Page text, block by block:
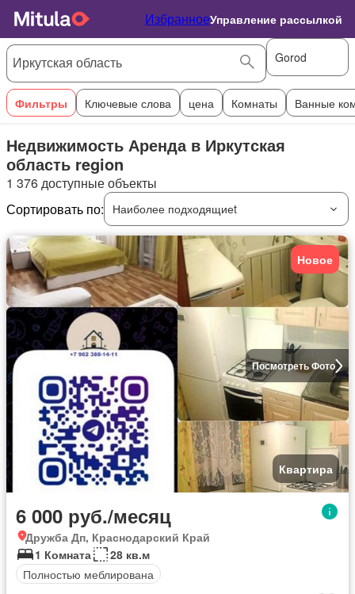
ИзбранноеУправление рассылкой
Gorod
Фильтры Ключевые слова цена Комнаты Ванные
Недвижимость Аренда в Иркутская
область region
1 376 доступные объекты
Сортировать по:
Наиболее подходящиеt
Посмотреть Фото
Новое
Квартира
6 000 руб./месяц
Дружба Дп, Краснодарский Край
1 Комната
28 кв.м
Полностью меблирована